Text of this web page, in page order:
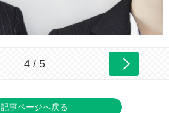
4 / 5
記事ページへ戻る